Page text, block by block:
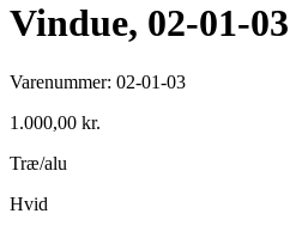
Vindue, 02-01-03
Varenummer: 02-01-03
1.000,00 kr.
Træ/alu
Hvid